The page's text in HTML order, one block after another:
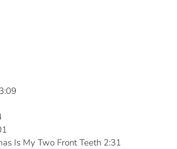
Is My Two Front Teeth 2:31